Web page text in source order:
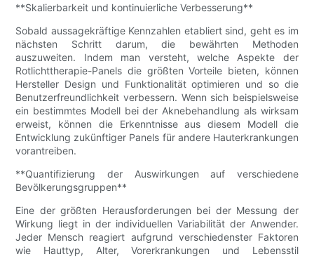
**Skalierbarkeit und kontinuierliche Verbesserung**
Sobald aussagekräftige Kennzahlen etabliert sind, geht es im
nächsten Schritt darum, die bewährten Methoden
auszuweiten. Indem man versteht, welche Aspekte der
Rotlichttherapie-Panels die größten Vorteile bieten, können
Hersteller Design und Funktionalität optimieren und so die
Benutzerfreundlichkeit verbessern. Wenn sich beispielsweise
ein bestimmtes Modell bei der Aknebehandlung als wirksam
erweist, können die Erkenntnisse aus diesem Modell die
Entwicklung zukünftiger Panels für andere Hauterkrankungen
vorantreiben.
**Quantifizierung der Auswirkungen auf verschiedene
Bevölkerungsgruppen**
Eine der größten Herausforderungen bei der Messung der
Wirkung liegt in der individuellen Variabilität der Anwender.
Jeder Mensch reagiert aufgrund verschiedenster Faktoren
wie Hauttyp, Alter, Vorerkrankungen und Lebensstil